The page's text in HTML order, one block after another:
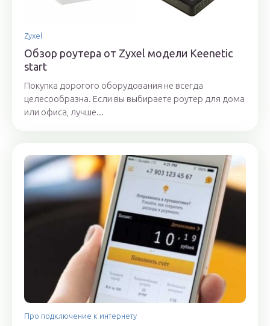
Zyxel
Обзор роутера от Zyxel модели Keenetic
start
Покупка дорогого оборудования не всегда
целесообразна. Если вы выбираете роутер для дома
или офиса, лучше...
Про подключение к интернету